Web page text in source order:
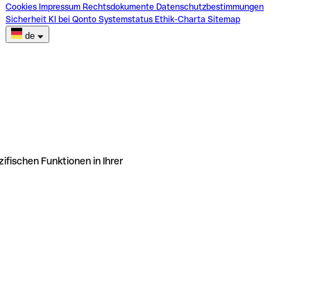
Cookies Impressum Rechtsdokumente Datenschutzbestimmungen
Sicherheit KI bei Qonto Systemstatus Ethik-Charta Sitemap
de
Funktionen in Ihrer